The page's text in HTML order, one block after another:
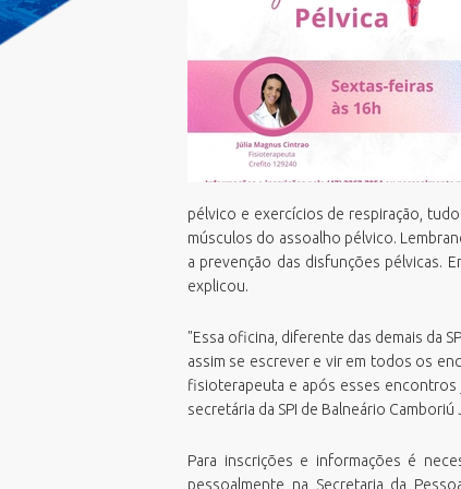
Emissão de Guias para Pagamento
Fila Unica
Geoprocessamento Novo
Horario Do Ônibus
IPTU 2026
Junta de Serviços Militar
Licitações ao vivo - Sala 01
Licitações ao vivo - Sala 02
MasterPlan
Oportunidades
PCDs BC
Perguntas Frequentes
Plano Municipal de Educação (PME)
pélvico e exercícios de respiração,
músculos do assoalho pélvico.
a prevenção das disfunções pélvicas.
explicou.
"Essa oficina, diferente das demais da
assim se escrever e vir em todos os
fisioterapeuta e após esses encontros
secretária da SPI de Balneário Camboriú
Para inscrições e informações é
pessoalmente na Secretaria da